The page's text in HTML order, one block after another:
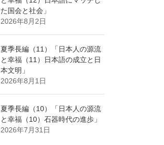
た国会と社会」
2026年8月2日
夏季長編（11）「日本人の源流
と幸福（11）日本語の成立と日
本文明」
2026年8月1日
夏季長編（10）「日本人の源流
と幸福（10）石器時代の進歩」
2026年7月31日